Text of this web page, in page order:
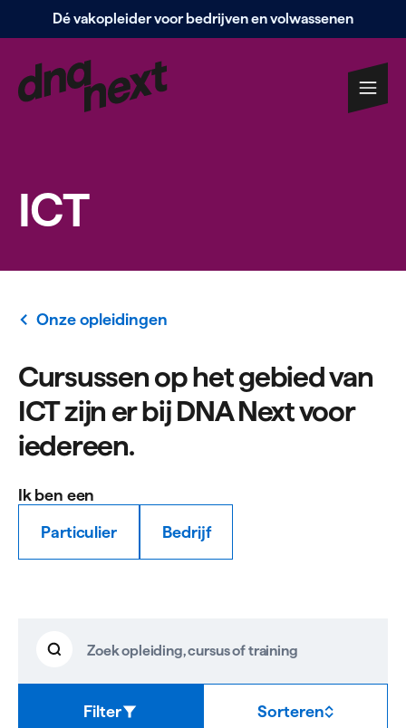
Navigatie
Dé vakopleider voor bedrijven en volwassenen
ICT
Onze opleidingen
Cursussen op het gebied van
ICT zijn er bij DNA Next voor
iedereen.
Ik ben een
Particulier Bedrijf
Zoek
Filter Sorteren
ICT
resultaten